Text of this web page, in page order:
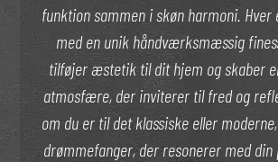
funktion sammen i skøn harmoni. Hver
med en unik håndværksmæssig
tilføjer æstetik til dit hjem og skaber
atmosfære, der inviterer til fred og
om du er til det klassiske eller
drømmefanger, der resonerer med din